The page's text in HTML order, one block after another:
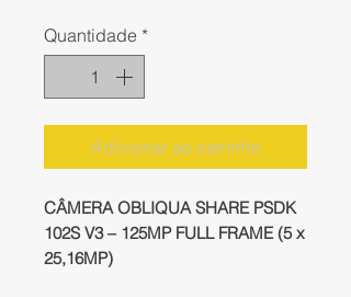
Quantidade *
Adicionar ao carrinho
CÂMERA OBLIQUA SHARE PSDK
102S V3 – 125MP FULL FRAME (5 x
25,16MP)